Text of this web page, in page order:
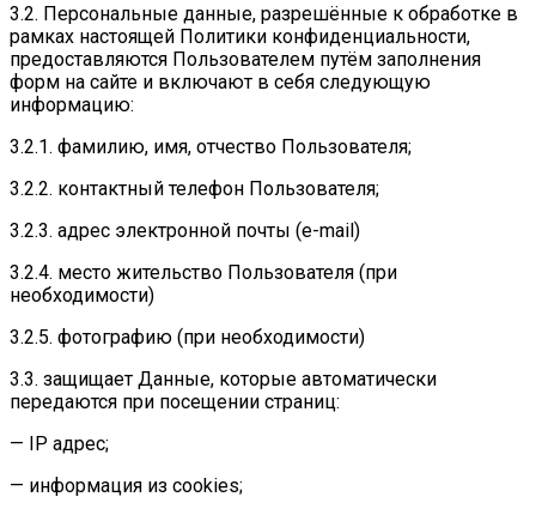
3.2. Персональные данные, разрешённые к обработке в
рамках настоящей Политики конфиденциальности,
предоставляются Пользователем путём заполнения
форм на сайте и включают в себя следующую
информацию:
3.2.1. фамилию, имя, отчество Пользователя;
3.2.2. контактный телефон Пользователя;
3.2.3. адрес электронной почты (e-mail)
3.2.4. место жительство Пользователя (при
необходимости)
3.2.5. фотографию (при необходимости)
3.3. защищает Данные, которые автоматически
передаются при посещении страниц:
— IP адрес;
— информация из cookies;